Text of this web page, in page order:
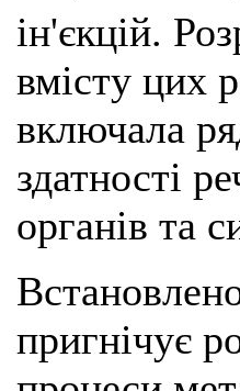
ін'єкцій.
вмісту цих
включала
здатності
органів та
пригнічує